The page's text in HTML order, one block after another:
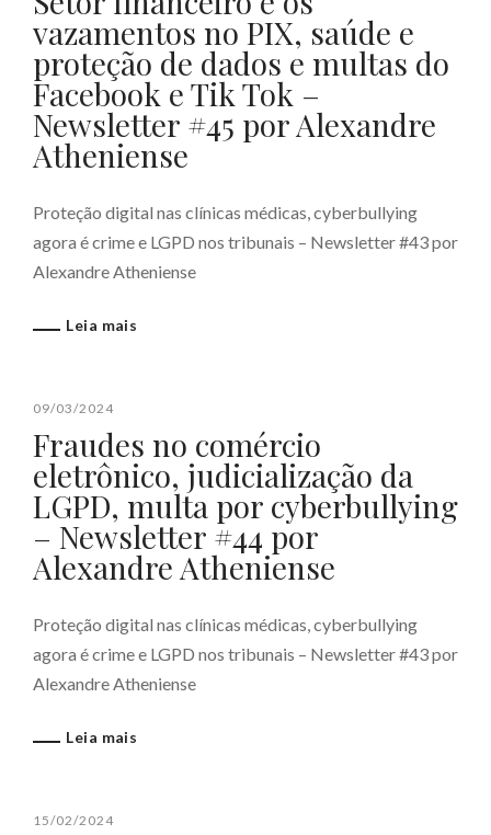
vazamentos no PIX, saúde e
proteção de dados e multas do
Facebook e Tik Tok –
Newsletter #45 por Alexandre
Atheniense
Proteção digital nas clínicas médicas, cyberbullying
agora é crime e LGPD nos tribunais – Newsletter #43 por
Alexandre Atheniense
Leia mais
09/03/2024
Fraudes no comércio
eletrônico, judicialização da
LGPD, multa por cyberbullying
– Newsletter #44 por
Alexandre Atheniense
Proteção digital nas clínicas médicas, cyberbullying
agora é crime e LGPD nos tribunais – Newsletter #43 por
Alexandre Atheniense
Leia mais
15/02/2024